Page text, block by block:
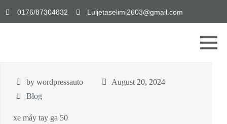
0176/87304832 Luljetaselimi2603@gmail.com
by wordpressauto
August 20, 2024
Blog
xe máy tay ga 50